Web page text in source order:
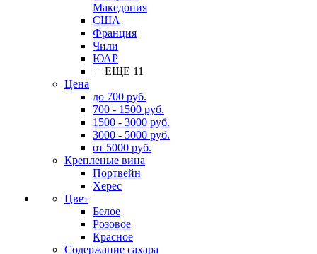
Македония
США
Франция
Чили
ЮАР
+ ЕЩЕ 11
Цена
до 700 руб.
700 - 1500 руб.
1500 - 3000 руб.
3000 - 5000 руб.
от 5000 руб.
Крепленые вина
Портвейн
Херес
Цвет
Белое
Розовое
Красное
Содержание сахара